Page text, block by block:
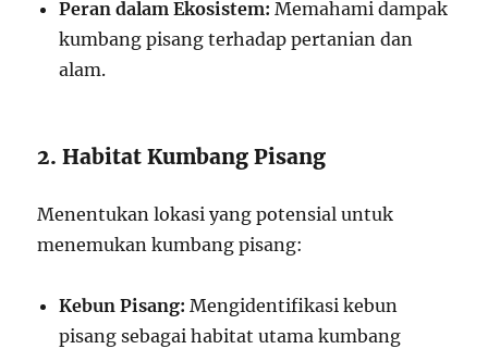
Peran dalam Ekosistem: Memahami dampak
kumbang pisang terhadap pertanian dan
alam.
2. Habitat Kumbang Pisang
Menentukan lokasi yang potensial untuk
menemukan kumbang pisang:
Kebun Pisang: Mengidentifikasi kebun
pisang sebagai habitat utama kumbang